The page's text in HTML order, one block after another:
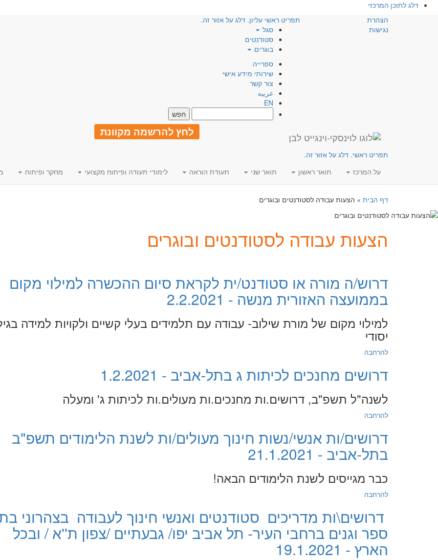
דלג לתוכן המרכזי
הצהרת
נגישות
תפריט ראשי עליון. דלג על אזור זה.
סגל
סטודנטים
בוגרים
ספרייה
שירותי מידע אישי
צור קשר
عربيه
EN
לחץ להרשמה מקוונת
תפריט ראשי. דלג על אזור זה.
על המרכז
תואר ראשון תואר שני תעודת הוראה לימודי תעודה ופיתוח מקצועי מחקר ופיתוח
דף הבית » הצעות עבודה לסטודנטים ובוגרים
הצעות עבודה לסטודנטים ובוגרים
דרוש/ה מורה או סטודנט/ית לקראת סיום ההכשרה למילוי מקום
בממועצה האזורית מנשה - 2.2.2021
למילוי מקום של מורת שילוב- עבודה עם תלמידים בעלי קשיים ולקויות למידה
יסודי
להרחבה
דרושים מחנכים לכיתות ג בתל-אביב - 1.2.2021
לשנה"ל תשפ"ב, דרושים.ות מחנכים.ות מעולים.ות לכיתות ג' ומעלה
להרחבה
דרושים/ות אנשי/נשות חינוך מעולים/ות לשנת הלימודים תשפ"ב
בתל-אביב - 21.1.2021
כבר מגייסים לשנת הלימודים הבאה!
להרחבה
דרושים\ות מדריכים סטודנטים ואנשי חינוך לעבודה בצהרוני
ספר וגנים ברחבי העיר- תל אביב יפו/ גבעתיים /צפון ת''א / ובכל
הארץ - 19.1.2021